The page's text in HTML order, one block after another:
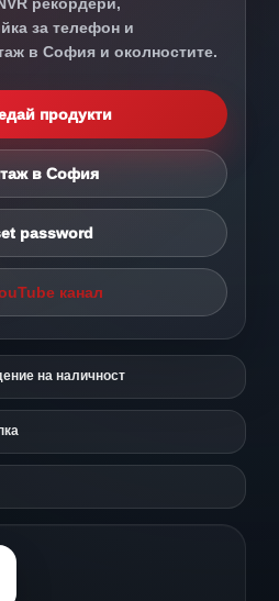
за телефон и
в София и околностите.
продукти
в София
password
канал
на наличност